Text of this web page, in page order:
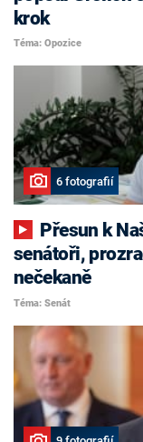
krok
Téma: Opozice
6 fotografií
senátoři,
nečekaně
Téma: Senát